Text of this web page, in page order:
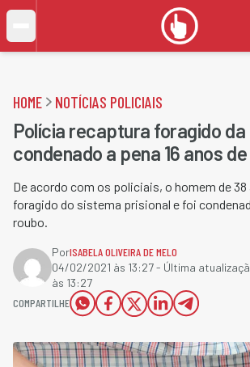
HOME NOTÍCIAS POLICIAIS
Polícia recaptura foragido
condenado a pena 16 anos
De acordo com os policiais, o homem de
foragido do sistema prisional e foi
roubo.
PorISABELA OLIVEIRA DE MELO
04/02/2021 às 13:27- Última
às 13:27
COMPARTILHE